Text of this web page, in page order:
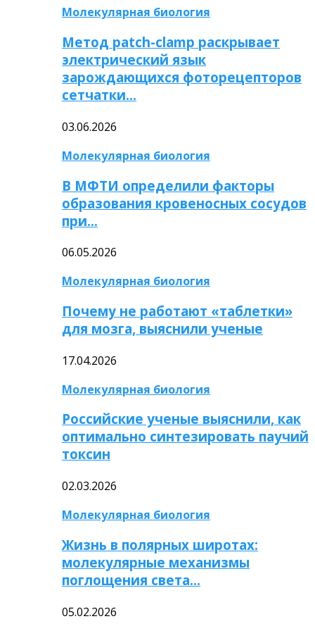
Молекулярная биология
Метод patch-clamp раскрывает
электрический язык
зарождающихся фоторецепторов
сетчатки…
03.06.2026
Молекулярная биология
В МФТИ определили факторы
образования кровеносных сосудов
при…
06.05.2026
Молекулярная биология
Почему не работают «таблетки»
для мозга, выяснили ученые
17.04.2026
Молекулярная биология
Российские ученые выяснили, как
оптимально синтезировать паучий
токсин
02.03.2026
Молекулярная биология
Жизнь в полярных широтах:
молекулярные механизмы
поглощения света…
05.02.2026